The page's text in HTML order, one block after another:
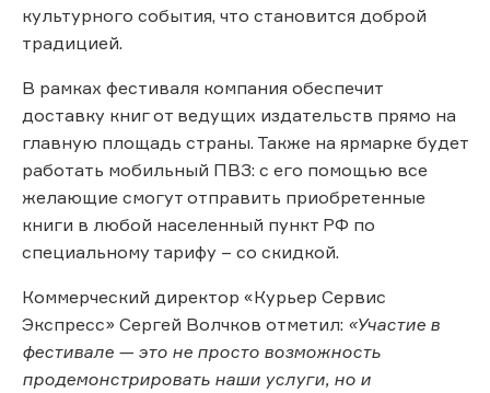
культурного события, что становится доброй
традицией.
В рамках фестиваля компания обеспечит
доставку книг от ведущих издательств прямо на
главную площадь страны. Также на ярмарке будет
работать мобильный ПВЗ: с его помощью все
желающие смогут отправить приобретенные
книги в любой населенный пункт РФ по
специальному тарифу – со скидкой.
Коммерческий директор «Курьер Сервис
Экспресс» Сергей Волчков отметил: «Участие в
фестивале — это не просто возможность
продемонстрировать наши услуги, но и